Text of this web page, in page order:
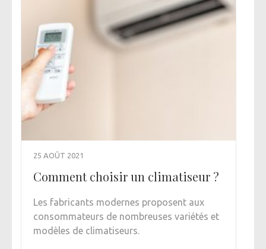
25 AOÛT 2021
Comment choisir un climatiseur ?
Les fabricants modernes proposent aux
consommateurs de nombreuses variétés et
modèles de climatiseurs.